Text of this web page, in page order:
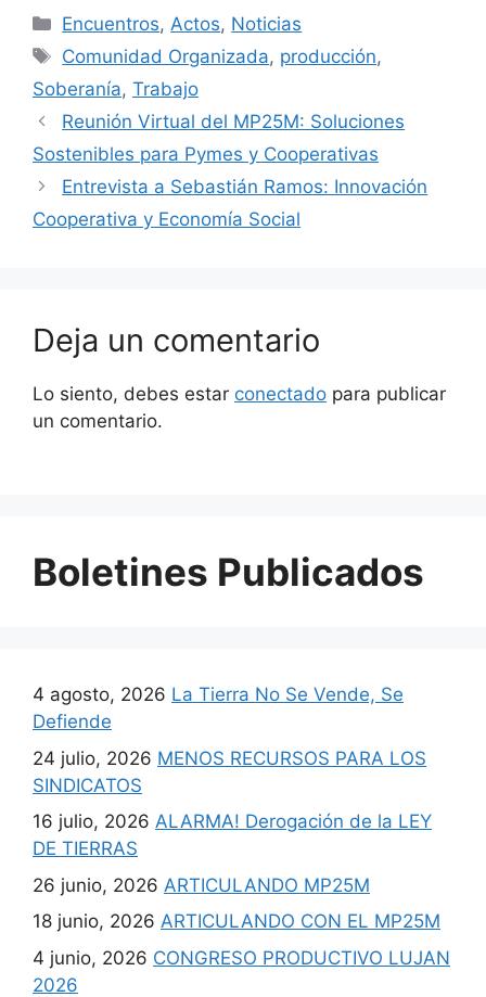
Encuentros, Actos, Noticias
Comunidad Organizada, producción,
Soberanía, Trabajo
Reunión Virtual del MP25M: Soluciones
Sostenibles para Pymes y Cooperativas
Entrevista a Sebastián Ramos: Innovación
Cooperativa y Economía Social
Deja un comentario
Lo siento, debes estar conectado para publicar
un comentario.
Boletines Publicados
4 agosto, 2026 La Tierra No Se Vende, Se
Defiende
24 julio, 2026 MENOS RECURSOS PARA LOS
SINDICATOS
16 julio, 2026 ALARMA! Derogación de la LEY
DE TIERRAS
26 junio, 2026 ARTICULANDO MP25M
18 junio, 2026 ARTICULANDO CON EL MP25M
4 junio, 2026 CONGRESO PRODUCTIVO LUJAN
2026